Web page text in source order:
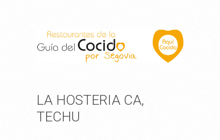
LA HOSTERIA CA,
TECHU